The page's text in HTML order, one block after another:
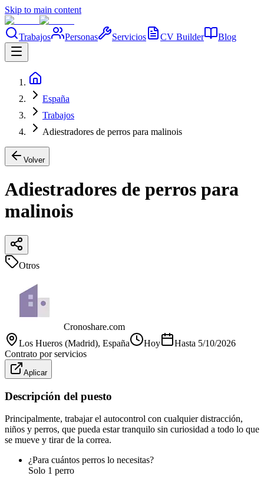
Skip to main content
Trabajos Personas Servicios CV Builder Blog
España
Trabajos
Adiestradores de perros para malinois
Volver
Adiestradores de perros para
malinois
Otros
Cronoshare.com
Los Hueros (Madrid), España Hoy Hasta 5/10/2026
Contrato por servicios
Aplicar
Descripción del puesto
Principalmente, trabajar el autocontrol con cualquier distracción,
niños y perros, que pueda estar tranquilo sin curiosidad a todo lo que
se mueve y tirar de la correa.
¿Para cuántos perros lo necesitas?
Solo 1 perro